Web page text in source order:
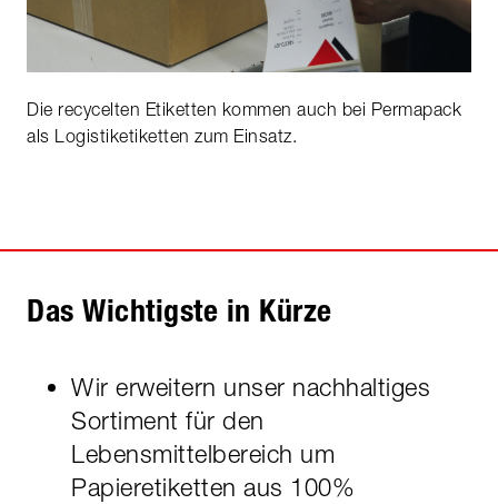
Die recycelten Etiketten kommen auch bei Permapack
als Logistiketiketten zum Einsatz.
Das Wichtigste in Kürze
Wir erweitern unser nachhaltiges
Sortiment für den
Lebensmittelbereich um
Papieretiketten aus 100%